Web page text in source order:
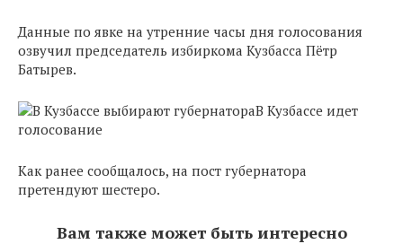
Данные по явке на утренние часы дня голосования
озвучил председатель избиркома Кузбасса Пётр
Батырев.
В Кузбассе идет
голосование
Как ранее сообщалось, на пост губернатора
претендуют шестеро.
Вам также может быть интересно